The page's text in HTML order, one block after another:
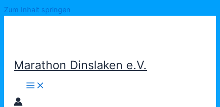
Zum Inhalt springen
Marathon Dinslaken e.V.